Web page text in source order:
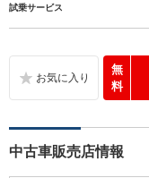
試乗サービス
無
料
中古車販売店情報